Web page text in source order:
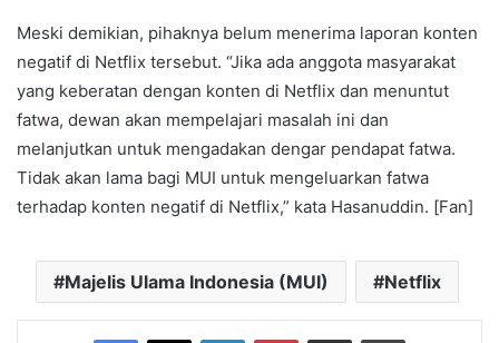
Meski demikian, pihaknya belum menerima laporan konten
negatif di Netflix tersebut. “Jika ada anggota masyarakat
yang keberatan dengan konten di Netflix dan menuntut
fatwa, dewan akan mempelajari masalah ini dan
melanjutkan untuk mengadakan dengar pendapat fatwa.
Tidak akan lama bagi MUI untuk mengeluarkan fatwa
terhadap konten negatif di Netflix,” kata Hasanuddin. [Fan]
Majelis Ulama Indonesia (MUI) Netflix
Facebook
X LinkedInPinterestShare via Email Print